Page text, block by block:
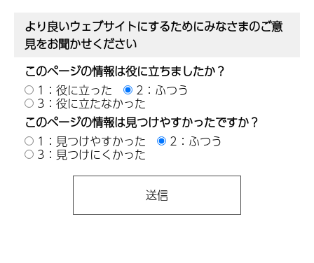
より良いウェブサイトにするためにみなさまのご意
見をお聞かせください
このページの情報は役に立ちましたか？
1：役に立った
2：ふつう
3：役に立たなかった
このページの情報は見つけやすかったですか？
1：見つけやすかった
2：ふつう
3：見つけにくかった